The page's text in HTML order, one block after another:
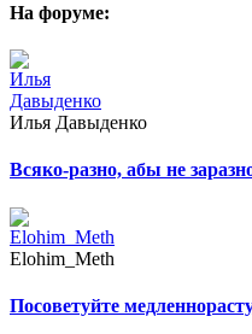
На форуме:
Илья Давыденко
Всяко-разно, абы не
Elohim_Meth
Посоветуйте